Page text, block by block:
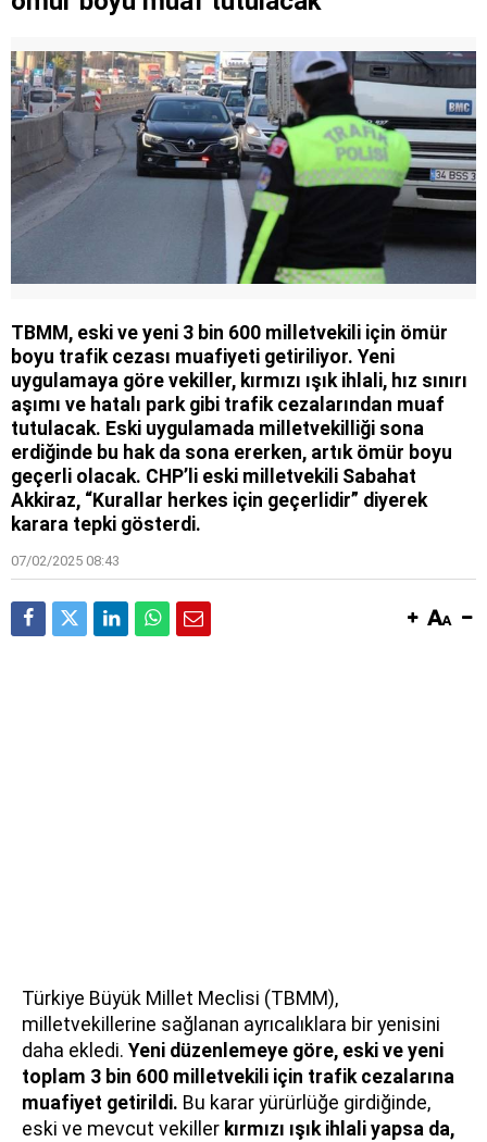
TBMM, eski ve yeni 3 bin 600 milletvekili için ömür
boyu trafik cezası muafiyeti getiriliyor. Yeni
uygulamaya göre vekiller, kırmızı ışık ihlali, hız sınırı
aşımı ve hatalı park gibi trafik cezalarından muaf
tutulacak. Eski uygulamada milletvekilliği sona
erdiğinde bu hak da sona ererken, artık ömür boyu
geçerli olacak. CHP’li eski milletvekili Sabahat
Akkiraz, “Kurallar herkes için geçerlidir” diyerek
karara tepki gösterdi.
07/02/2025 08:43
Türkiye Büyük Millet Meclisi (TBMM),
milletvekillerine sağlanan ayrıcalıklara bir yenisini
daha ekledi. Yeni düzenlemeye göre, eski ve yeni
toplam 3 bin 600 milletvekili için trafik cezalarına
muafiyet getirildi. Bu karar yürürlüğe girdiğinde,
eski ve mevcut vekiller kırmızı ışık ihlali yapsa da,